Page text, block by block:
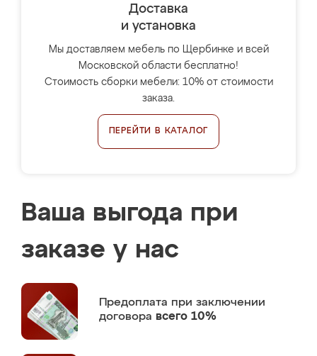
Доставка
и установка
Мы доставляем мебель по Щербинке и всей
Московской области бесплатно!
Стоимость сборки мебели: 10% от стоимости
заказа.
ПЕРЕЙТИ В КАТАЛОГ
Ваша выгода при
заказе у нас
Предоплата при заключении
договора всего 10%